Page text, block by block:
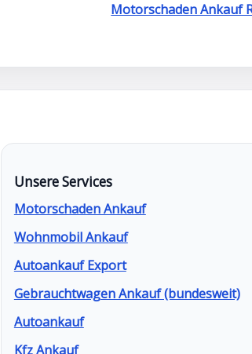
Motorschaden Ankauf
Unsere Services
Motorschaden Ankauf
Wohnmobil Ankauf
Autoankauf Export
Gebrauchtwagen Ankauf (bundesweit)
Autoankauf
Kfz Ankauf